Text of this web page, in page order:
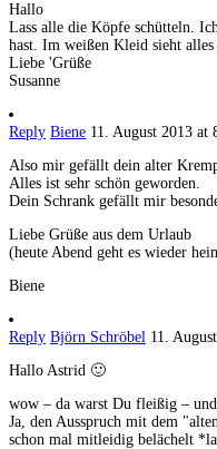
Hallo
Lass alle die Köpfe schütteln.
hast. Im weißen Kleid sieht
Liebe 'Grüße
Susanne
Reply Biene 11. August 2013 at
Also mir gefällt dein alter
Alles ist sehr schön geworden.
Dein Schrank gefällt mir
Liebe Grüße aus dem Urlaub
(heute Abend geht es wieder
Biene
Reply Björn Schröbel 11.
Hallo Astrid 🙂
wow – da warst Du fleißig –
Ja, den Ausspruch mit dem
schon mal mitleidig belächelt